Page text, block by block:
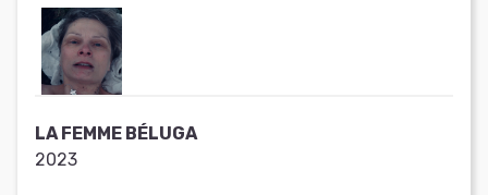
LA FEMME BÉLUGA
2023